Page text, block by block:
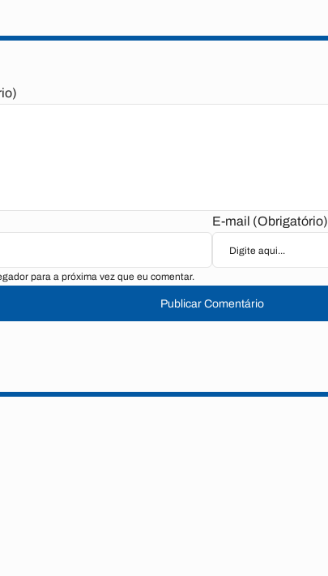
E-mail (Obrigatório)
para a próxima vez que eu comentar.
Publicar Comentário